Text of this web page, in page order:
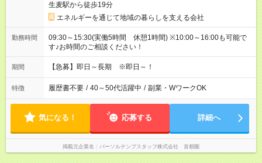
生麦駅から徒歩19分
エネルギーを通じて地域の暮らしを支える会社
勤務時間
09:30～15:30(実働5時間 休憩1時間) ※10:00～16:00も可能で
す♪お時間のご相談ください！
期間 【急募】即日～長期 ※即日～！
特徴 履歴書不要 / 40～50代活躍中 / 副業・WワークOK
気になる！ 応募する 詳細へ
掲載元企業名 パーソルテンプスタッフ株式会社 首都圏